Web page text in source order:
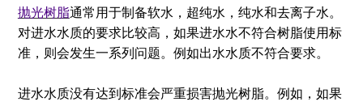
抛光树脂通常用于制备软水，超纯水，纯水和去离子水。
对进水水质的要求比较高，如果进水水不符合树脂使用标
准，则会发生一系列问题。例如出水水质不符合要求。
进水水质没有达到标准会严重损害抛光树脂。例如，如果